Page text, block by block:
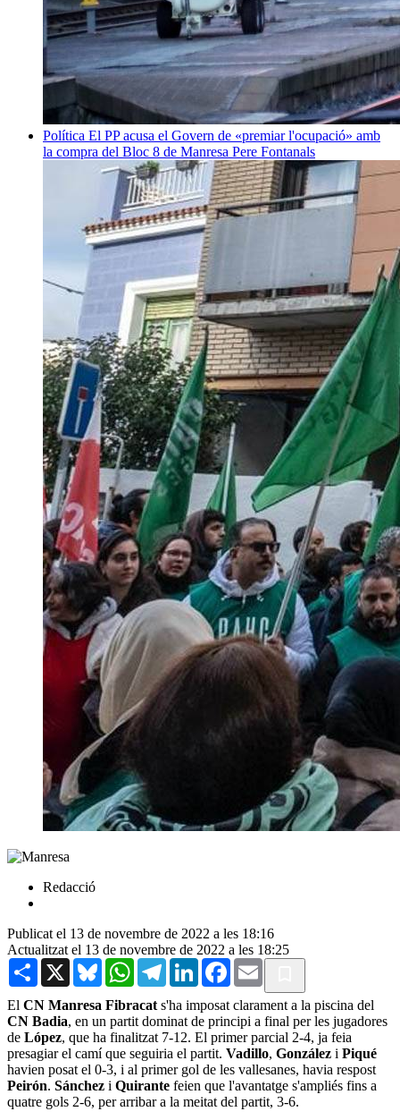
Política El PP acusa el Govern de «premiar l'ocupació» amb
la compra del Bloc 8 de Manresa Pere Fontanals
Redacció
Publicat el 13 de novembre de 2022 a les 18:16
Actualitzat el 13 de novembre de 2022 a les 18:25
Share X BlueskyWhatsAppTelegramLinkedInFacebook
Email
El CN Manresa Fibracat s'ha imposat clarament a la piscina del
CN Badia, en un partit dominat de principi a final per les jugadores
de López, que ha finalitzat 7-12. El primer parcial 2-4, ja feia
presagiar el camí que seguiria el partit. Vadillo, González i Piqué
havien posat el 0-3, i al primer gol de les vallesanes, havia respost
Peirón. Sánchez i Quirante feien que l'avantatge s'ampliés fins a
quatre gols 2-6, per arribar a la meitat del partit, 3-6.